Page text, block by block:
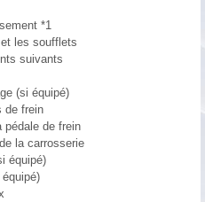
*1
les soufflets
suivants
(si équipé)
de frein
pédale de frein
la carrosserie
équipé)